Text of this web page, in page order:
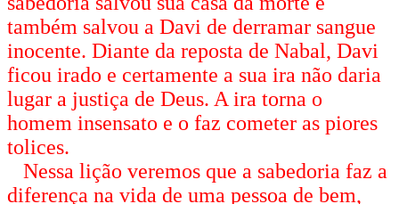
também salvou a Davi de derramar sangue
inocente. Diante da reposta de Nabal, Davi
ficou irado e certamente a sua ira não daria
lugar a justiça de Deus. A ira torna o
homem insensato e o faz cometer as piores
tolices.
Nessa lição veremos que a sabedoria faz a
diferença na vida de uma pessoa de bem,